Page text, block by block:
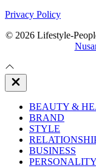
Privacy Policy
© 2026 Lifestyle-
Close
Off
BEAUTY &
BRAND
STYLE
BUSINESS
PERSONALITY